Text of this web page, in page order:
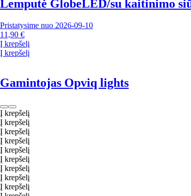
Lemputė GlobeLED/su kaitinimo
Pristatysime nuo 2026‑09‑10
11,90 €
Į krepšelį
Į krepšelį
Gamintojas Opviq lights
Į krepšelį
Į krepšelį
Į krepšelį
Į krepšelį
Į krepšelį
Į krepšelį
Į krepšelį
Į krepšelį
Į krepšelį